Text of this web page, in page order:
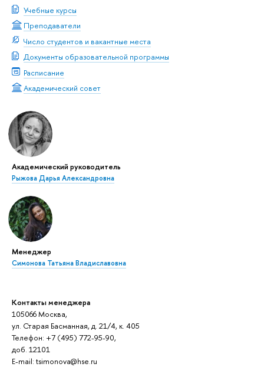
Учебные курсы
Преподаватели
Число студентов и вакантные места
Документы образовательной программы
Расписание
Академический совет
Академический руководитель
Рыжова Дарья Александровна
Менеджер
Симонова Татьяна Владиславовна
Контакты менеджера
105066 Москва,
ул. Старая Басманная, д. 21/4, к. 405
Телефон: +7 (495) 772-95-90,
доб. 12101
E-mail: tsimonova@hse.ru